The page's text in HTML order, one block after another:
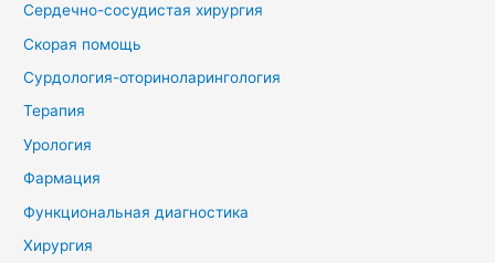
Сердечно-сосудистая хирургия
Скорая помощь
Сурдология-оториноларингология
Терапия
Урология
Фармация
Функциональная диагностика
Хирургия